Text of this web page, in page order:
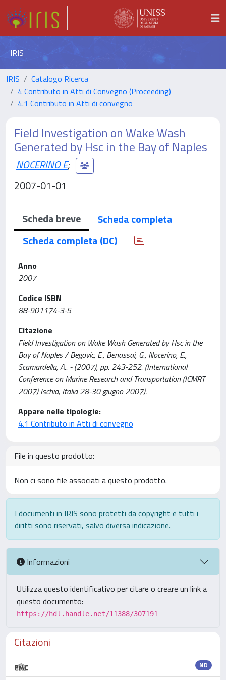
IRIS
IRIS
Catalogo Ricerca
4 Contributo in Atti di Convegno (Proceeding)
4.1 Contributo in Atti di convegno
Field Investigation on Wake Wash
Generated by Hsc in the Bay of Naples
NOCERINO E;
2007-01-01
Scheda breve
Scheda completa
Scheda completa (DC)
Anno
2007
Codice ISBN
88-901174-3-5
Citazione
Field Investigation on Wake Wash Generated by Hsc in the
Bay of Naples / Begovic, E., Benassai, G., Nocerino, E.,
Scamardella, A.. - (2007), pp. 243-252. (International
Conference on Marine Research and Transportation (ICMRT
2007) Ischia, Italia 28-30 giugno 2007).
Appare nelle tipologie:
4.1 Contributo in Atti di convegno
File in questo prodotto:
Non ci sono file associati a questo prodotto.
I documenti in IRIS sono protetti da copyright e tutti i
diritti sono riservati, salvo diversa indicazione.
Informazioni
Utilizza questo identificativo per citare o creare un link a
questo documento:
https://hdl.handle.net/11388/307191
Citazioni
ND